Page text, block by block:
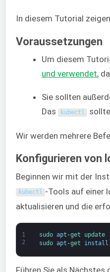
In diesem Tutorial
Voraussetzungen
Um diesem
und verwendet,
Sie sollten
Das
kubectl sollte
Wir werden mehrere
Konfigurieren von
Beginnen wir mit der
kubectl -Tools auf einer
aktualisieren und die
1
2
sudo apt -get
update
sudo apt -get install